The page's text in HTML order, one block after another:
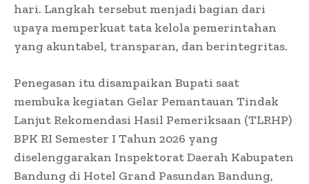
hari. Langkah tersebut menjadi bagian dari
upaya memperkuat tata kelola pemerintahan
yang akuntabel, transparan, dan berintegritas.
Penegasan itu disampaikan Bupati saat
membuka kegiatan Gelar Pemantauan Tindak
Lanjut Rekomendasi Hasil Pemeriksaan (TLRHP)
BPK RI Semester I Tahun 2026 yang
diselenggarakan Inspektorat Daerah Kabupaten
Bandung di Hotel Grand Pasundan Bandung,